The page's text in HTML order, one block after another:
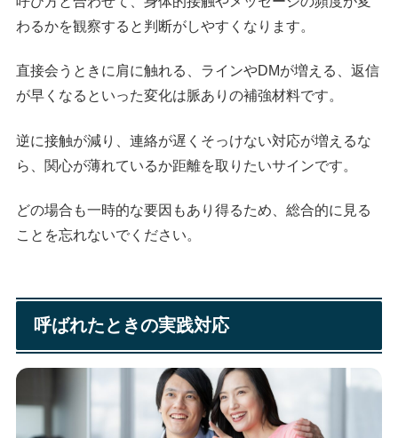
わるかを観察すると判断がしやすくなります。
直接会うときに肩に触れる、ラインやDMが増える、返信
が早くなるといった変化は脈ありの補強材料です。
逆に接触が減り、連絡が遅くそっけない対応が増えるな
ら、関心が薄れているか距離を取りたいサインです。
どの場合も一時的な要因もあり得るため、総合的に見る
ことを忘れないでください。
呼ばれたときの実践対応